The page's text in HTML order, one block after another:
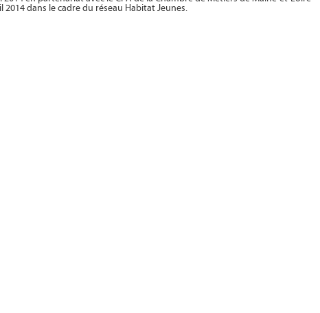
2014 dans le cadre du réseau Habitat Jeunes.